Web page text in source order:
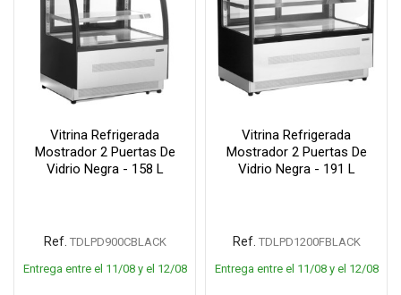
Vitrina Refrigerada
Mostrador 2 Puertas De
Vidrio Negra - 158 L
Ref. TDLPD900CBLACK
Entrega entre el 11/08 y el 12/08
Vitrina Refrigerada
Mostrador 2 Puertas De
Vidrio Negra - 191 L
Ref. TDLPD1200FBLACK
Entrega entre el 11/08 y el 12/08